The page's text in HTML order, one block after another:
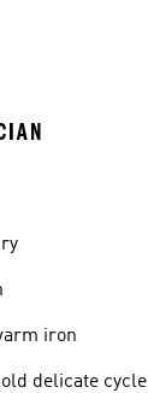
iron
delicate cycle